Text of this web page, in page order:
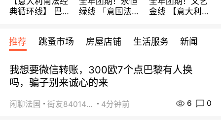
典循环线】 巴黎
宾馆 108欧/天起
全程756欧/位
绿线 「意国法
欧/天起 ~包拼房
金线 【意大利一
每周铁发！
推荐 跳蚤市场 房屋店铺 生活服务 新闻
我想要微信转账，300欧7个点巴黎有人换
吗，骗子别来诚心的来
闲聊法国 街友84014588 4分钟前 6 0